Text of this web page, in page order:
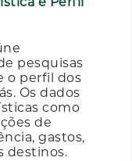
pesquisas
o perfil dos
Os dados
como
de
gastos,
destinos.